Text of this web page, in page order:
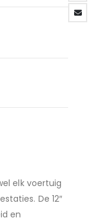
elk voertuig
De 12″
en